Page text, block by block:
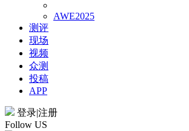
AWE2025
测评
现场
视频
众测
投稿
APP
登录|注册
Follow US